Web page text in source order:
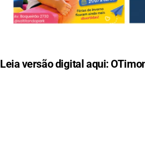
Leia versão digital aqui: